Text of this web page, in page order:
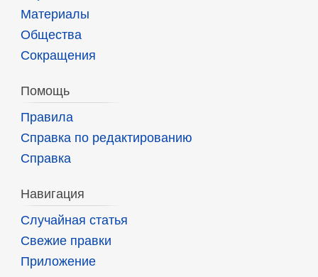
Материалы
Общества
Сокращения
Помощь
Правила
Справка по редактированию
Справка
Навигация
Случайная статья
Свежие правки
Приложение